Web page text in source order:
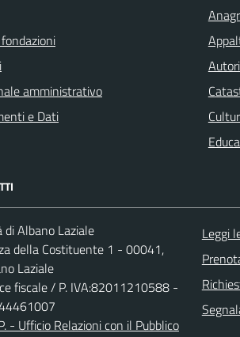
amministrativo
e Dati
di Albano Laziale
della Costituente 1 - 00041,
Laziale
fiscale / P. IVA:82011210588 -
- Ufficio Relazioni con il Pubblico
Leggi